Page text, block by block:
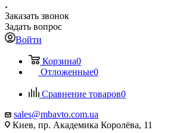
Заказать звонок
Задать вопрос
Войти
Корзина0
Отложенные0
Сравнение товаров0
sales@mbavto.com.ua
Киев, пр. Академика Королёва, 11